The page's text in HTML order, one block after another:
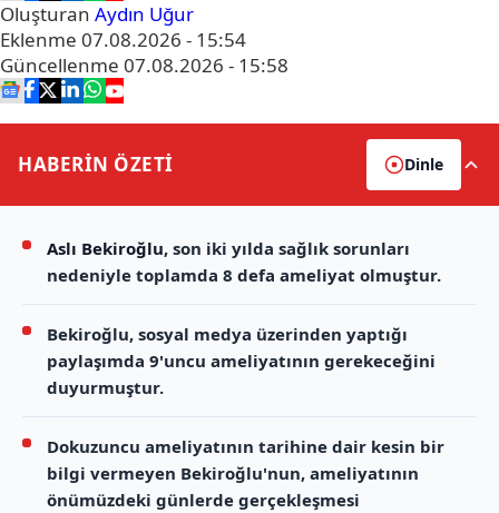
Oluşturan Aydın Uğur
Eklenme 07.08.2026 - 15:54
Güncellenme 07.08.2026 - 15:58
HABERİN ÖZETİ Dinle
Aslı Bekiroğlu, son iki yılda sağlık sorunları
nedeniyle toplamda 8 defa ameliyat olmuştur.
Bekiroğlu, sosyal medya üzerinden yaptığı
paylaşımda 9'uncu ameliyatının gerekeceğini
duyurmuştur.
Dokuzuncu ameliyatının tarihine dair kesin bir
bilgi vermeyen Bekiroğlu'nun, ameliyatının
önümüzdeki günlerde gerçekleşmesi